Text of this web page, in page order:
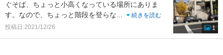
ぐそば、ちょっと小高くなっている場所にありま
す。なので、ちょっと階段を登らな
続きを読む
投稿日:2021/12/26
1